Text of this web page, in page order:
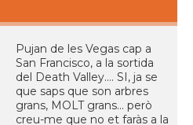
Pujan de les Vegas cap a
San Francisco, a la sortida
del Death Valley.... SI, ja se
que saps que son arbres
grans, MOLT grans... però
creu-me que no et faràs a la